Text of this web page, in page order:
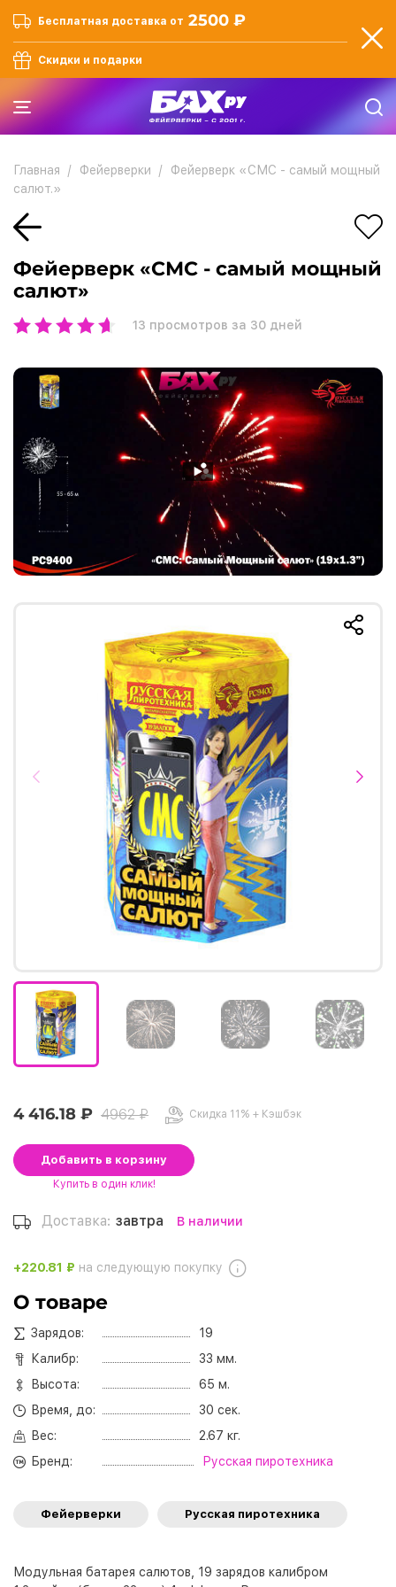
Бесплатная доставка от 2500 ₽
Скидки и подарки
Главная Фейерверки
Фейерверк «СМС - самый мощный
салют.»
Фейерверк «СМС - самый мощный
салют»
13 просмотров за 30 дней
4 416.18 ₽ 4962 ₽ Скидка 11% + Кэшбэк
Добавить в корзину
Купить в один клик!
Доставка: завтра В наличии
+220.81 ₽ на следующую покупку
О товаре
Зарядов:
19
Калибр:
33 мм.
Высота:
65 м.
Время, до:
30 сек.
Вес:
2.67 кг.
Бренд:
Русская пиротехника
Фейерверки Русская пиротехника
Модульная батарея салютов, 19 зарядов калибром